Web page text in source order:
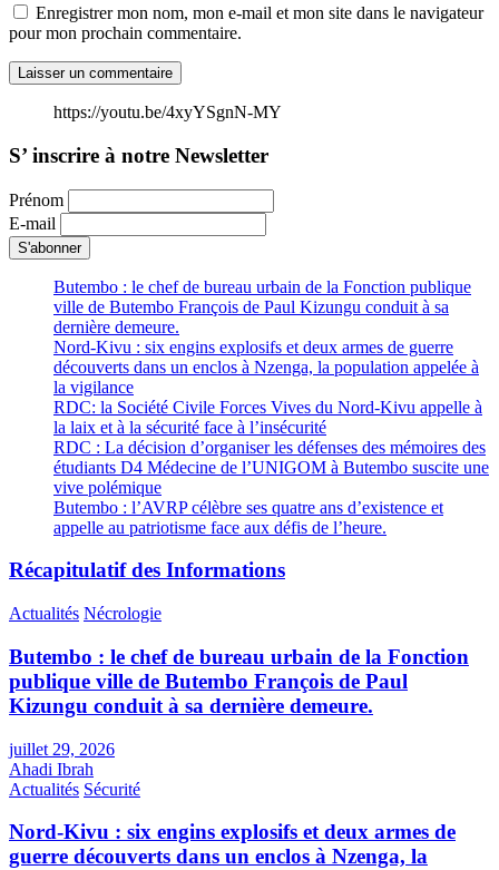
Enregistrer mon nom, mon e-mail et mon site dans le navigateur
pour mon prochain commentaire.
https://youtu.be/4xyYSgnN-MY
S’ inscrire à notre Newsletter
Prénom
E-mail
Butembo : le chef de bureau urbain de la Fonction publique
ville de Butembo François de Paul Kizungu conduit à sa
dernière demeure.
Nord-Kivu : six engins explosifs et deux armes de guerre
découverts dans un enclos à Nzenga, la population appelée à
la vigilance
RDC: la Société Civile Forces Vives du Nord-Kivu appelle à
la laix et à la sécurité face à l’insécurité
RDC : La décision d’organiser les défenses des mémoires des
étudiants D4 Médecine de l’UNIGOM à Butembo suscite une
vive polémique
Butembo : l’AVRP célèbre ses quatre ans d’existence et
appelle au patriotisme face aux défis de l’heure.
Récapitulatif des Informations
Actualités Nécrologie
Butembo : le chef de bureau urbain de la Fonction
publique ville de Butembo François de Paul
Kizungu conduit à sa dernière demeure.
juillet 29, 2026
Ahadi Ibrah
Actualités Sécurité
Nord-Kivu : six engins explosifs et deux armes de
guerre découverts dans un enclos à Nzenga, la